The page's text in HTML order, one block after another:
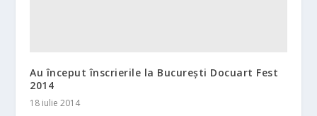
Au început înscrierile la București Docuart Fest
2014
18 iulie 2014